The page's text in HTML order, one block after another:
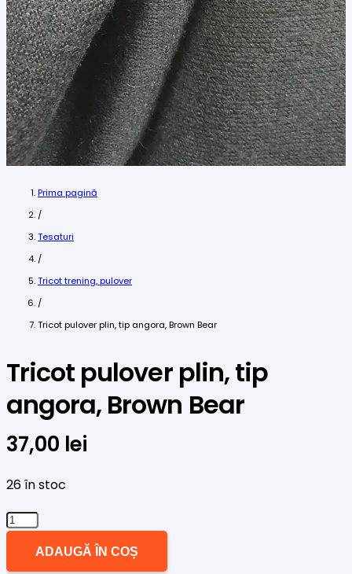
Prima pagină
/
Tesaturi
/
Tricot trening, pulover
/
Tricot pulover plin, tip angora, Brown Bear
Tricot pulover plin, tip
angora, Brown Bear
37,00 lei
26 în stoc
Cantitate
ADAUGĂ ÎN COȘ